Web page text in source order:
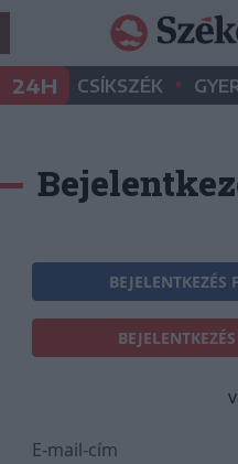
24H CSÍKSZÉK •
E-mail-cím